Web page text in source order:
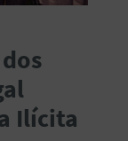
Ilícita